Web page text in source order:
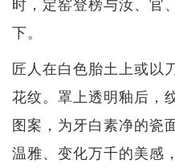
下。
匠人在白色胎土上或以
花纹。罩上透明釉后，
图案，为牙白素净的瓷
温雅、变化万千的美感